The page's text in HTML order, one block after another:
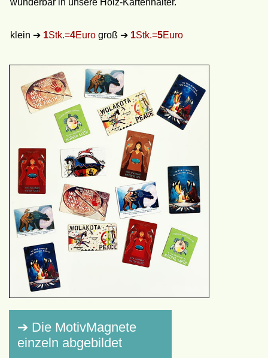
klein ➔ 1Stk.=4Euro groß ➔ 1Stk.=5Euro
➔ Die MotivMagnete
einzeln abgebildet